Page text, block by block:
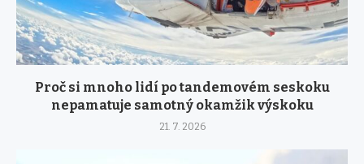
Proč si mnoho lidí po tandemovém seskoku
nepamatuje samotný okamžik výskoku
21. 7. 2026